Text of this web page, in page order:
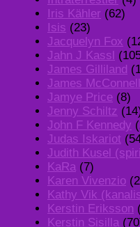
Iris Kähler (62)
Isis (23)
Jacquelyn Fox
Jahn J Kassl
James Gilliland
James McConnell
Jamye Price (8)
Jenny Schiltz
John F Kennedy
Judas Iskariot
Judith Kusel
KaRa (7)
Karen Vivenzio
Kathy Vik
Kerstin Eriksson
Kerstin Sisilla